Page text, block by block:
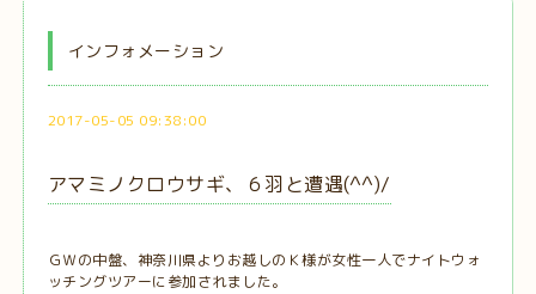
インフォメーション
2017-05-05 09:38:00
アマミノクロウサギ、６羽と遭遇(^^)/
ＧＷの中盤、神奈川県よりお越しのＫ様が女性一人でナイトウォ
ッチングツアーに参加されました。